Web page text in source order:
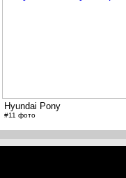
Hyundai Pony
#11 фото